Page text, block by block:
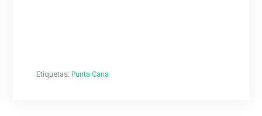
Etiquetas:Punta Cana